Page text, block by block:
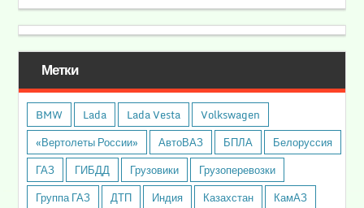
Метки
BMW Lada Lada Vesta
Volkswagen
«Вертолеты России»
АвтоВАЗ БПЛА
Белоруссия
ГАЗ
ГИБДД Грузовики
Грузоперевозки
Группа ГАЗ
ДТП Индия Казахстан
КамАЗ